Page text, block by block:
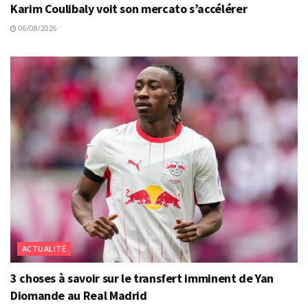
Karim Coulibaly voit son mercato s’accélérer
06/08/2026
ACTUALITÉ
3 choses à savoir sur le transfert imminent de Yan
Diomande au Real Madrid